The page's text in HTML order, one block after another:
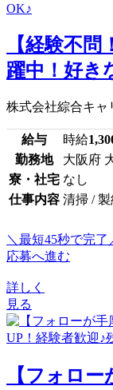
【経験不
躍中！好き
株式会社綜合キャ
給与 時給
勤務地
大阪府
寮・社宅 なし
仕事内容 清掃 /
＼最短45秒で完了
応募へ進む
詳しく
見る
【フォロ